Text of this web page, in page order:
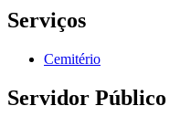
Serviços
Cemitério
Servidor Público